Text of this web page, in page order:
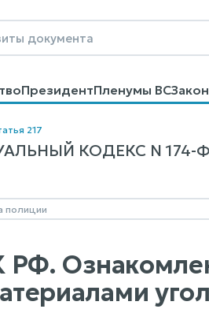
ПрезидентПленумы ВС
ПомощьПоиск
217
КОДЕКС N 174-
РФ.